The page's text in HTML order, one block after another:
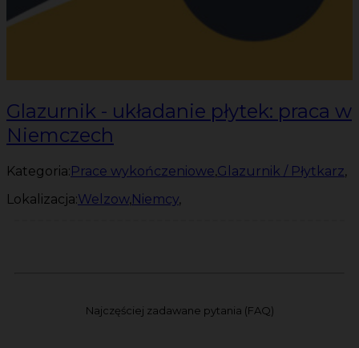
Glazurnik - układanie płytek: praca w
Niemczech
Kategoria:Prace wykończeniowe,Glazurnik / Płytkarz,
Lokalizacja:Welzow,Niemcy,
Najczęściej zadawane pytania (FAQ)